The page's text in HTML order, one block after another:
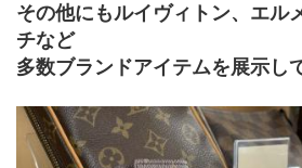
その他にもルイヴィトン、エル
チなど
多数ブランドアイテムを展示し